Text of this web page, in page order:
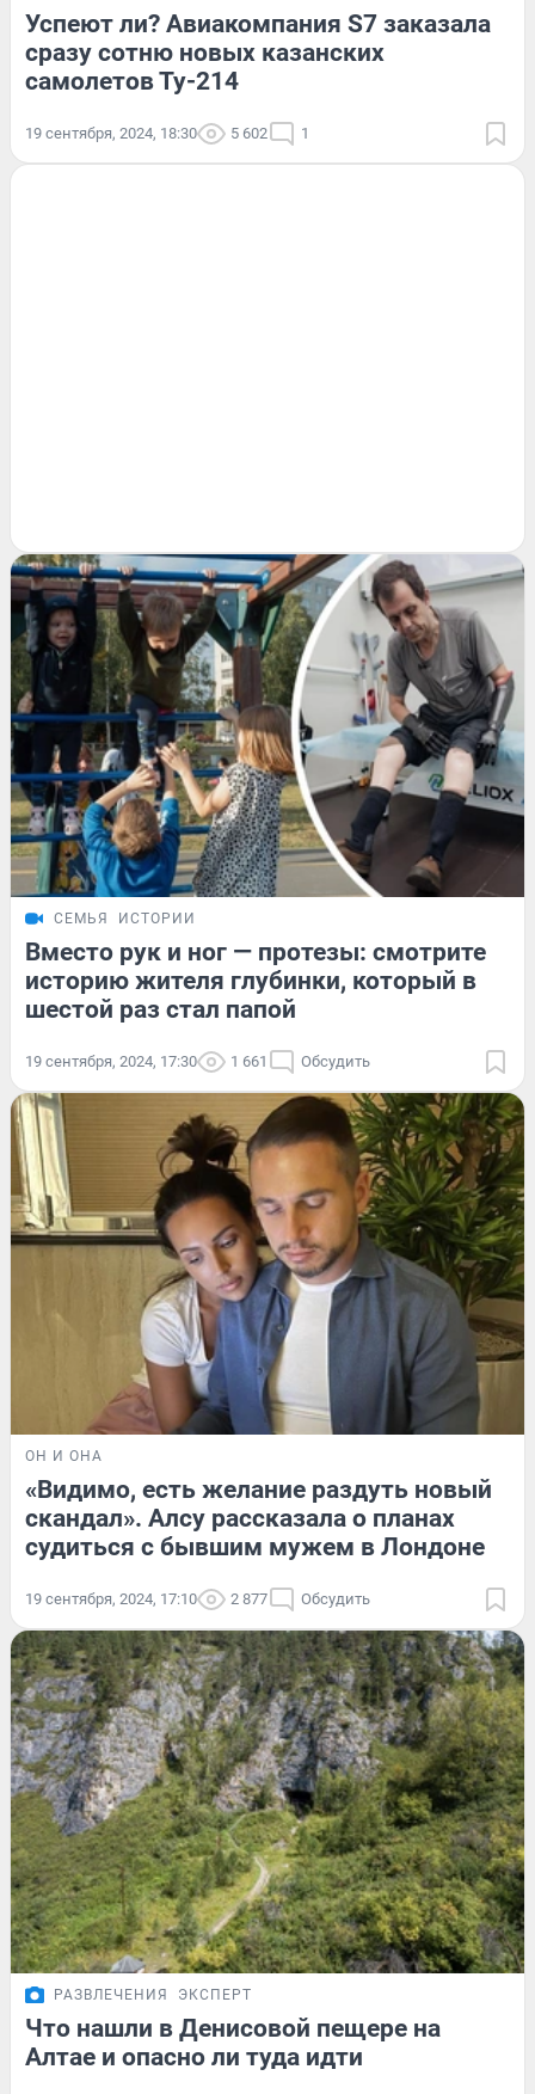
Успеют ли? Авиакомпания S7 заказала
сразу сотню новых казанских
самолетов Ту-214
19 сентября, 2024, 18:30 5 602 1
СЕМЬЯ ИСТОРИИ
Вместо рук и ног — протезы: смотрите
историю жителя глубинки, который в
шестой раз стал папой
19 сентября, 2024, 17:30 1 661 Обсудить
ОН И ОНА
«Видимо, есть желание раздуть новый
скандал». Алсу рассказала о планах
судиться с бывшим мужем в Лондоне
19 сентября, 2024, 17:10 2 877 Обсудить
РАЗВЛЕЧЕНИЯ ЭКСПЕРТ
Что нашли в Денисовой пещере на
Алтае и опасно ли туда идти